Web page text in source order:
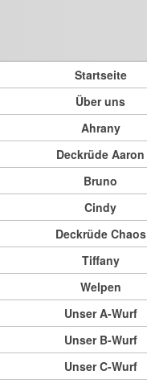
Startseite
Über uns
Ahrany
Deckrüde Aaron
Bruno
Cindy
Deckrüde Chaos
Tiffany
Welpen
Unser A-Wurf
Unser B-Wurf
Unser C-Wurf